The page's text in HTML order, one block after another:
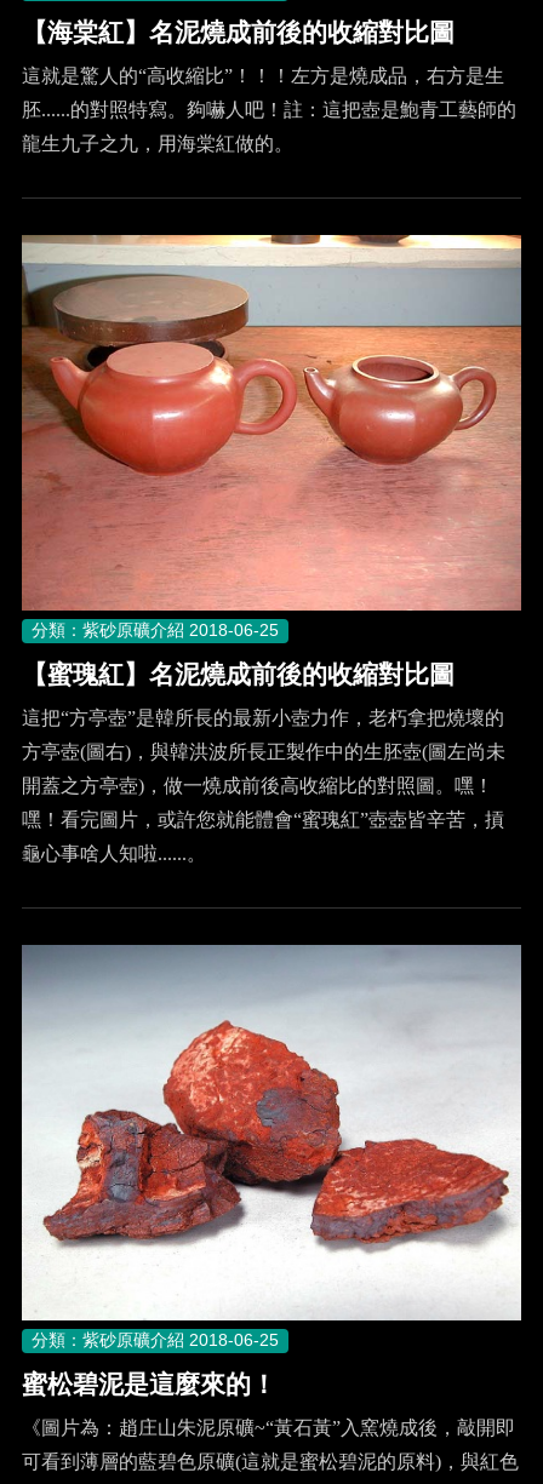
【海棠紅】名泥燒成前後的收縮對比圖
這就是驚人的“高收縮比”！！！左方是燒成品，右方是生
胚......的對照特寫。夠嚇人吧！註：這把壺是鮑青工藝師的
龍生九子之九，用海棠紅做的。
分類：紫砂原礦介紹 2018-06-25
【蜜瑰紅】名泥燒成前後的收縮對比圖
這把“方亭壺”是韓所長的最新小壺力作，老朽拿把燒壞的
方亭壺(圖右)，與韓洪波所長正製作中的生胚壺(圖左尚未
開蓋之方亭壺)，做一燒成前後高收縮比的對照圖。嘿！
嘿！看完圖片，或許您就能體會“蜜瑰紅”壺壺皆辛苦，摃
龜心事啥人知啦......。
分類：紫砂原礦介紹 2018-06-25
蜜松碧泥是這麼來的！
《圖片為：趙庄山朱泥原礦~“黃石黃”入窯燒成後，敲開即
可看到薄層的藍碧色原礦(這就是蜜松碧泥的原料)，與紅色